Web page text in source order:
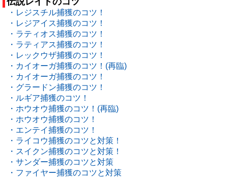
・レジスチル捕獲のコツ！
・レジアイス捕獲のコツ！
・ラティオス捕獲のコツ！
・ラティアス捕獲のコツ！
・レックウザ捕獲のコツ！
・カイオーガ捕獲のコツ！(再臨)
・カイオーガ捕獲のコツ！
・グラードン捕獲のコツ！
・ルギア捕獲のコツ！
・ホウオウ捕獲のコツ！(再臨)
・ホウオウ捕獲のコツ！
・エンテイ捕獲のコツ！
・ライコウ捕獲のコツと対策！
・スイクン捕獲のコツと対策！
・サンダー捕獲のコツと対策
・ファイヤー捕獲のコツと対策